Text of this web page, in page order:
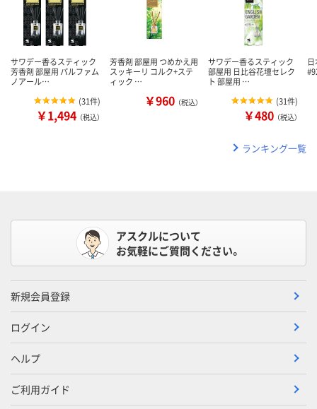
サワデー香るスティック
芳香剤 部屋用 パルファム
ノアール…
(31件)
￥1,494 （税込）
芳香剤 部屋用 つめかえ用
スッキーリ コルク+ステ
ィック …
￥960 （税込）
サワデー香るスティック
部屋用 日比谷花壇セレク
ト 部屋用 …
(31件)
￥480 （税込）
ランキング一覧
アスクルについて
お気軽にご質問ください。
新規会員登録
ログイン
ヘルプ
ご利用ガイド